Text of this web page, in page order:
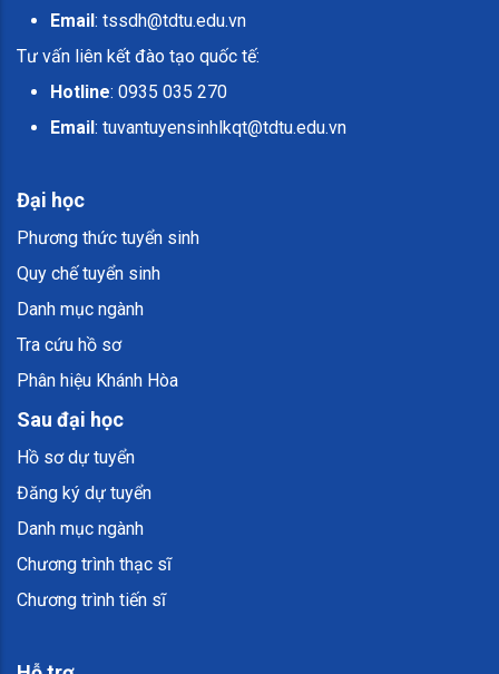
Email: tssdh@tdtu.edu.vn
Tư vấn liên kết đào tạo quốc tế:
Hotline: 0935 035 270
Email: tuvantuyensinhlkqt@tdtu.edu.vn
Đại học
Phương thức tuyển sinh
Quy chế tuyển sinh
Danh mục ngành
Tra cứu hồ sơ
Phân hiệu Khánh Hòa
Sau đại học
Hồ sơ dự tuyển
Đăng ký dự tuyển
Danh mục ngành
Chương trình thạc sĩ
Chương trình tiến sĩ